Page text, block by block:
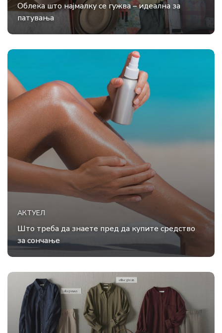
Облека што најмалку се гужва – идеална за
патувања
АКТУЕЛ
Што треба да знаете пред да купите средство
за сончање